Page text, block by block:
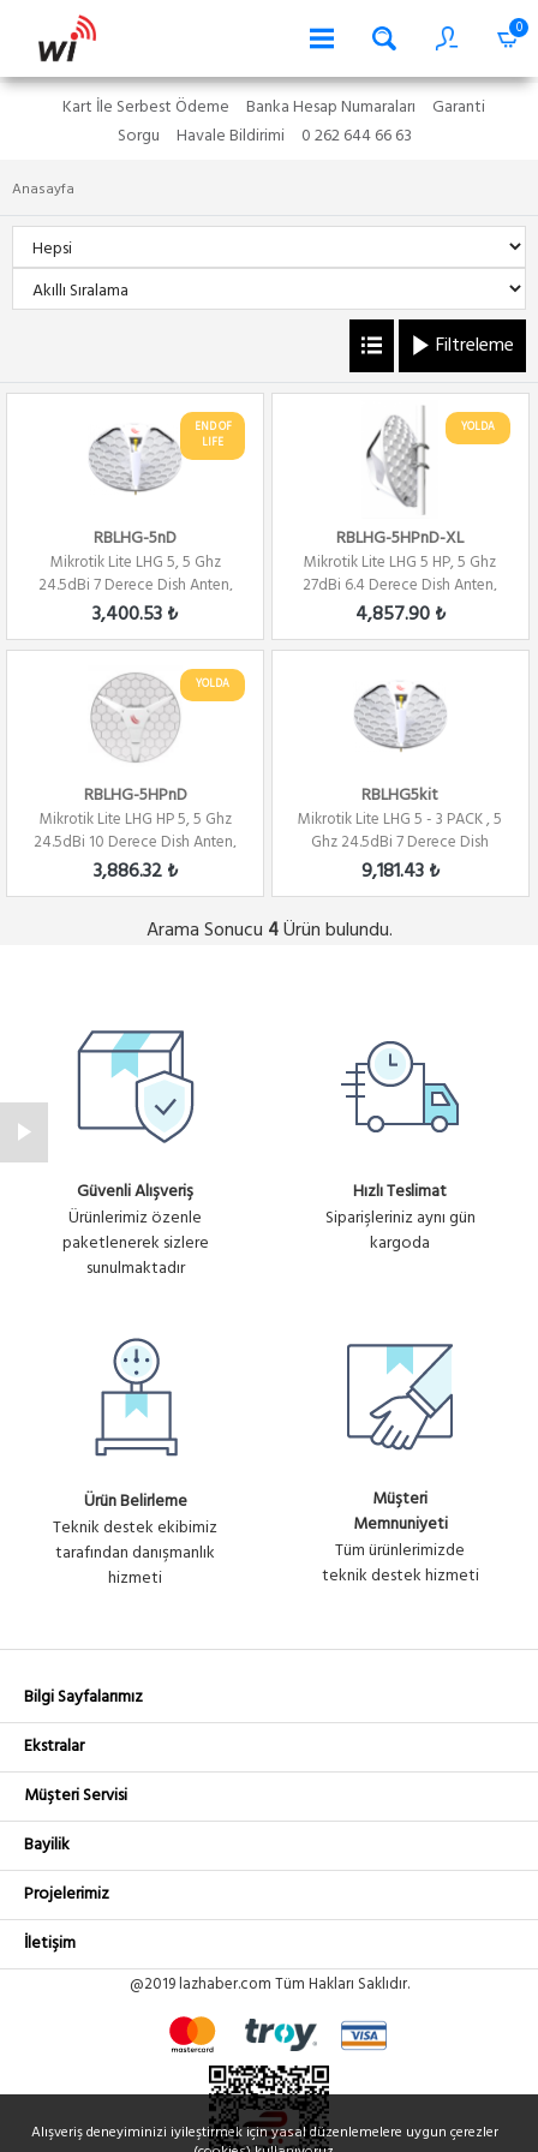
0
Kart İle Serbest Ödeme Banka Hesap Numaraları
Garanti
Sorgu
Havale Bildirimi 0 262 644 66 63
Anasayfa
Filtreleme
END OF
LIFE
RBLHG-5nD
Mikrotik Lite LHG 5, 5 Ghz
24.5dBi 7 Derece Dish Anten,
2x2 802.11...
3,400.53 ₺
YOLDA
RBLHG-5HPnD-XL
Mikrotik Lite LHG 5 HP, 5 Ghz
27dBi 6.4 Derece Dish Anten,
2x2 802...
4,857.90 ₺
YOLDA
RBLHG-5HPnD
Mikrotik Lite LHG HP 5, 5 Ghz
24.5dBi 10 Derece Dish Anten,
2x2 80...
3,886.32 ₺
RBLHG5kit
Mikrotik Lite LHG 5 - 3 PACK , 5
Ghz 24.5dBi 7 Derece Dish
Anten, ...
9,181.43 ₺
Arama Sonucu 4Ürün bulundu.
Güvenli Alışveriş
Ürünlerimiz özenle
paketlenerek sizlere
sunulmaktadır
Hızlı Teslimat
Siparişleriniz aynı gün
kargoda
Ürün Belirleme
Teknik destek ekibimiz
tarafından danışmanlık
hizmeti
Müşteri
Memnuniyeti
Tüm ürünlerimizde
teknik destek hizmeti
Bilgi Sayfalarımız
Ekstralar
Müşteri Servisi
Bayilik
Projelerimiz
İletişim
@2019 lazhaber.com Tüm Hakları Saklıdır.
Alışveriş deneyiminizi iyileştirmek için yasal düzenlemelere uygun çerezler